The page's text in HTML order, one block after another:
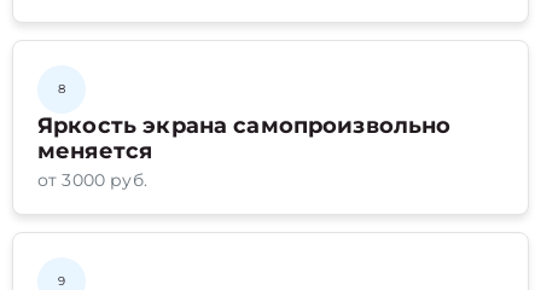
8
Яркость экрана самопроизвольно
меняется
от 3000 руб.
9